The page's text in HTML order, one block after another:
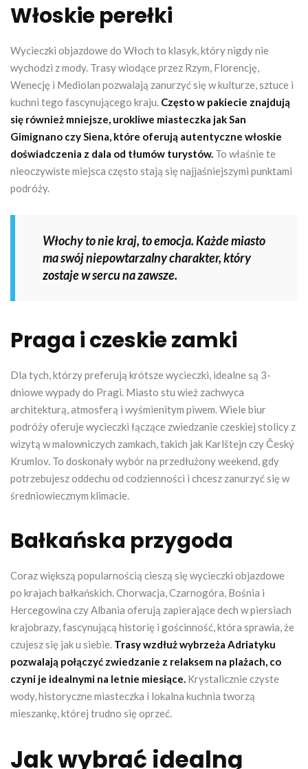
Włoskie perełki
Wycieczki objazdowe do Włoch to klasyk, który nigdy nie
wychodzi z mody. Trasy wiodące przez Rzym, Florencję,
Wenecję i Mediolan pozwalają zanurzyć się w kulturze, sztuce i
kuchni tego fascynującego kraju. Często w pakiecie znajdują
się również mniejsze, urokliwe miasteczka jak San
Gimignano czy Siena, które oferują autentyczne włoskie
doświadczenia z dala od tłumów turystów. To właśnie te
nieoczywiste miejsca często stają się najjaśniejszymi punktami
podróży.
Włochy to nie kraj, to emocja. Każde miasto
ma swój niepowtarzalny charakter, który
zostaje w sercu na zawsze.
Praga i czeskie zamki
Dla tych, którzy preferują krótsze wycieczki, idealne są 3-
dniowe wypady do Pragi. Miasto stu wież zachwyca
architekturą, atmosferą i wyśmienitym piwem. Wiele biur
podróży oferuje wycieczki łączące zwiedzanie czeskiej stolicy z
wizytą w malowniczych zamkach, takich jak Karlštejn czy Český
Krumlov. To doskonały wybór na przedłużony weekend, gdy
potrzebujesz oddechu od codzienności i chcesz zanurzyć się w
średniowiecznym klimacie.
Bałkańska przygoda
Coraz większą popularnością cieszą się wycieczki objazdowe
po krajach bałkańskich. Chorwacja, Czarnogóra, Bośnia i
Hercegowina czy Albania oferują zapierające dech w piersiach
krajobrazy, fascynującą historię i gościnność, która sprawia, że
czujesz się jak u siebie. Trasy wzdłuż wybrzeża Adriatyku
pozwalają połączyć zwiedzanie z relaksem na plażach, co
czyni je idealnymi na letnie miesiące. Krystalicznie czyste
wody, historyczne miasteczka i lokalna kuchnia tworzą
mieszankę, której trudno się oprzeć.
Jak wybrać idealną